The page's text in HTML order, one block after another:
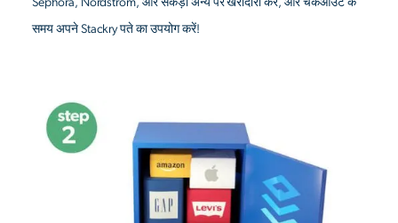
Sephora, Nordstrom, और सैकड़ों अन्य पर खरीदारी करें, और चेकआउट के
समय अपने Stackry पते का उपयोग करें!